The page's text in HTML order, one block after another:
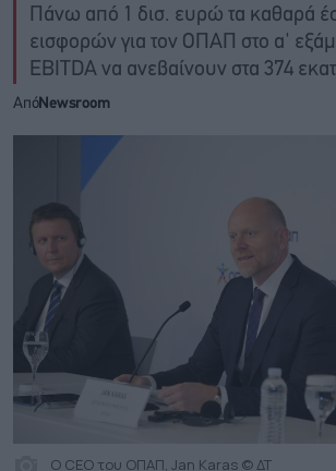
Πάνω από 1 δισ. ευρώ τα καθαρά
εισφορών για τον ΟΠΑΠ στο α'
EBITDA να ανεβαίνουν στα 374
ΑπόNewsroom
Ο CEO του ΟΠΑΠ, Jan Karas © ΔΤ